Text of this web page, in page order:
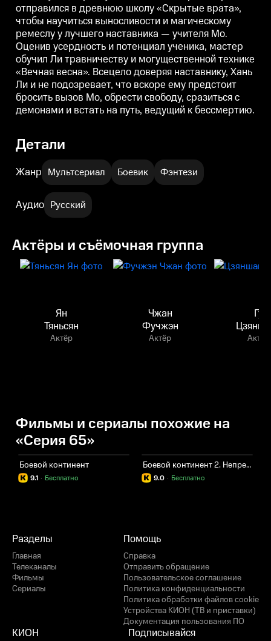
Всецело доверяя наставнику,
Хань Ли и не подозревает, что
вскоре ему предстоит бросить
вызов Мо, обрести свободу,
сразиться с демонами и встать
на путь, ведущий к бессмертию.
Всецело доверяя наставнику,
Хань Ли и не подозревает, что
вскоре ему предстоит бросить
вызов Мо, обрести свободу,
сразиться с демонами и встать
на путь, ведущий к бессмертию.
отправился в древнюю школу «Скрытые врата»,
чтобы научиться выносливости и магическому
ремеслу у лучшего наставника — учителя Мо.
Оценив усердность и потенциал ученика, мастер
обучил Ли травничеству и могущественной технике
«Вечная весна». Всецело доверяя наставнику, Хань
Ли и не подозревает, что вскоре ему предстоит
бросить вызов Мо, обрести свободу, сразиться с
демонами и встать на путь, ведущий к бессмертию.
Детали
Жанр Мультсериал Боевик Фэнтези
Аудио Русский
Актёры и съёмочная группа
Ян
Тяньсян
Актёр
Чжан
Фучжэн
Актёр
Гу
Актёр
Фильмы и сериалы похожие на
«Серия 65»
Боевой континент
9.1 Бесплатно
·
Боевой континент 2. Непревзойдённый клан Тан
9.0 Бесплатно
·
Разделы
Главная
Телеканалы
Фильмы
Сериалы
Помощь
Справка
Отправить обращение
Пользовательское соглашение
Политика конфиденциальности
Политика обработки файлов cookie
Устройства КИОН (ТВ и приставки)
Документация пользования ПО
КИОН Подписывайся